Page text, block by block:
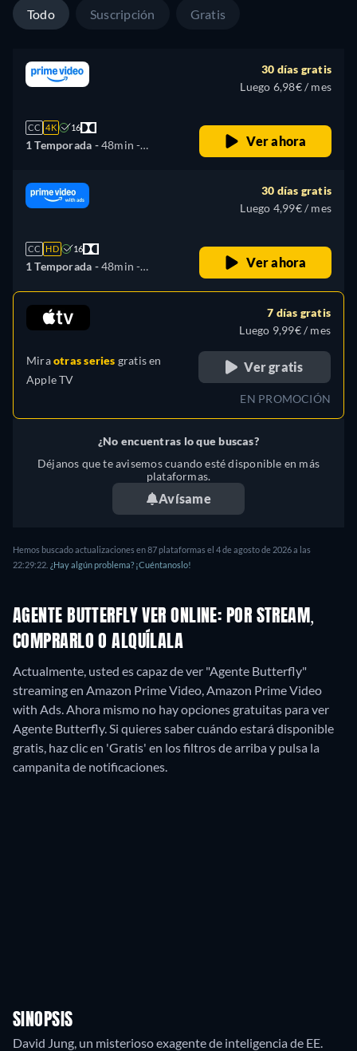
Polaco, Portugués, Turco
Todo Suscripción Gratis
CC 4K 16
1 Temporada -48min -
Alemán, Inglés, Francés,
Húngaro, Italiano, Japonés,
30 días gratis
Luego 6,98€ / mes
Ver ahora
CC HD 16
1 Temporada -48min -
Alemán, Inglés, Francés,
Húngaro, Italiano, Japonés,
30 días gratis
Luego 4,99€ / mes
Ver ahora
Miraotras series gratis en
Apple TV
7 días gratis
Luego 9,99€ / mes
Ver gratis
EN PROMOCIÓN
¿No encuentras lo que buscas?
Déjanos que te avisemos cuando esté disponible en más
plataformas.
Avísame
Hemos buscado actualizaciones en87plataformas el 4 de agosto de 2026 a las
22:29:22 ¿Hay algún problema? ¡Cuéntanoslo!
AGENTE BUTTERFLY VER ONLINE: POR STREAM,
COMPRARLO O ALQUÍLALA
Actualmente, usted es capaz de ver "Agente Butterfly"
streaming en Amazon Prime Video, Amazon Prime Video
with Ads. Ahora mismo no hay opciones gratuitas para ver
Agente Butterfly. Si quieres saber cuándo estará disponible
gratis, haz clic en 'Gratis' en los filtros de arriba y pulsa la
campanita de notificaciones.
SINOPSIS
David Jung, un misterioso exagente de inteligencia de EE.